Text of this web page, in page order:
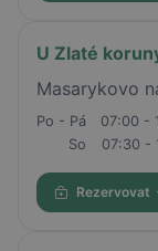
U Zlaté
Masarykovo
Po - Pá
07:00 -
So
07:30 -
Rezervovat